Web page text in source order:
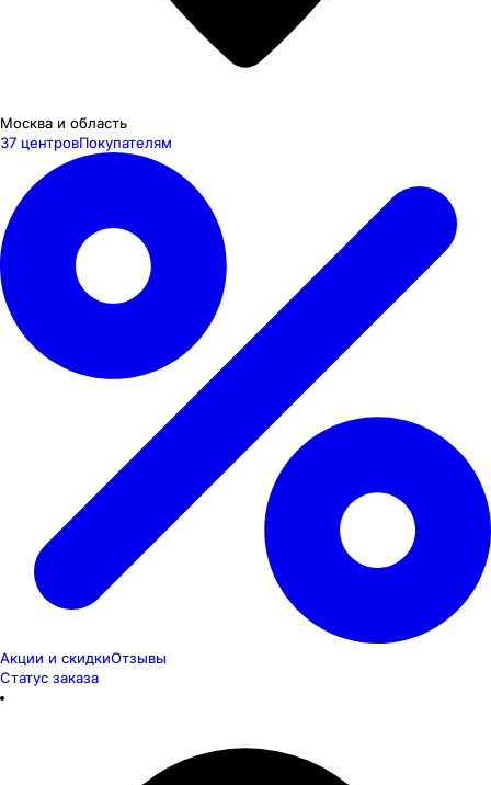
Москва и область
37 центровПокупателям
Акции и скидкиОтзывы
Статус заказа